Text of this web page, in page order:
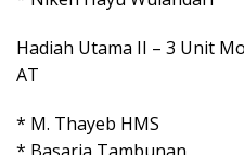
Hadiah Utama II – 3 Unit
AT
* M. Thayeb HMS